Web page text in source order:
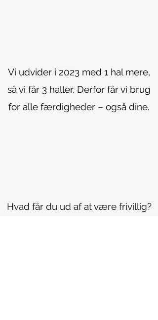
Vi udvider i 2023 med 1 hal mere,
så vi får 3 haller. Derfor får vi brug
for alle færdigheder – også dine.
Hvad får du ud af at være frivillig?